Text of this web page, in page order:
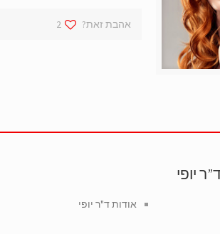
אהבת זאת? 2
יופי
אודות ד"ר יופי